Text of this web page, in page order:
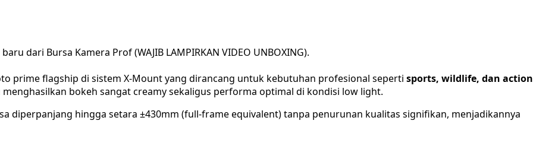
dari Bursa Kamera Prof (WAJIB LAMPIRKAN VIDEO UNBOXING).
prime flagship di sistem X-Mount yang dirancang untuk kebutuhan profesional seperti sports, wildlife, dan action
bokeh sangat creamy sekaligus performa optimal di kondisi low light.
diperpanjang hingga setara ±430mm (full-frame equivalent) tanpa penurunan kualitas signifikan, menjadikannya